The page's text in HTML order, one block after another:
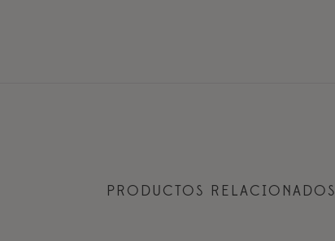
PRODUCTOS RELACIONADOS